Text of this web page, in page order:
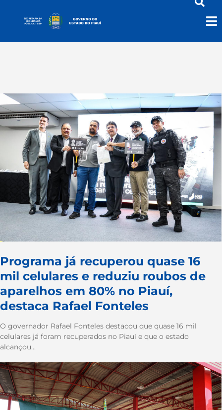
CellGuard
Programa já recuperou quase 16
mil celulares e reduziu roubos de
aparelhos em 80% no Piauí,
destaca Rafael Fonteles
O governador Rafael Fonteles destacou que quase 16 mil
celulares já foram recuperados no Piauí e que o estado
alcançou...